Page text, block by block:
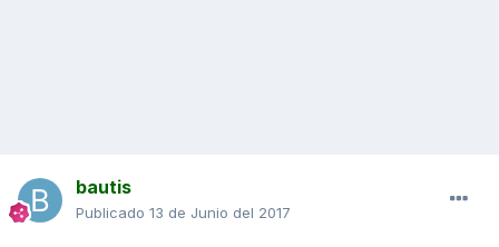
bautis
Publicado 13 de Junio del 2017